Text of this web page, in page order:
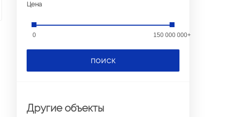
Цена
0 150 000 000+
ПОИСК
Другие объекты